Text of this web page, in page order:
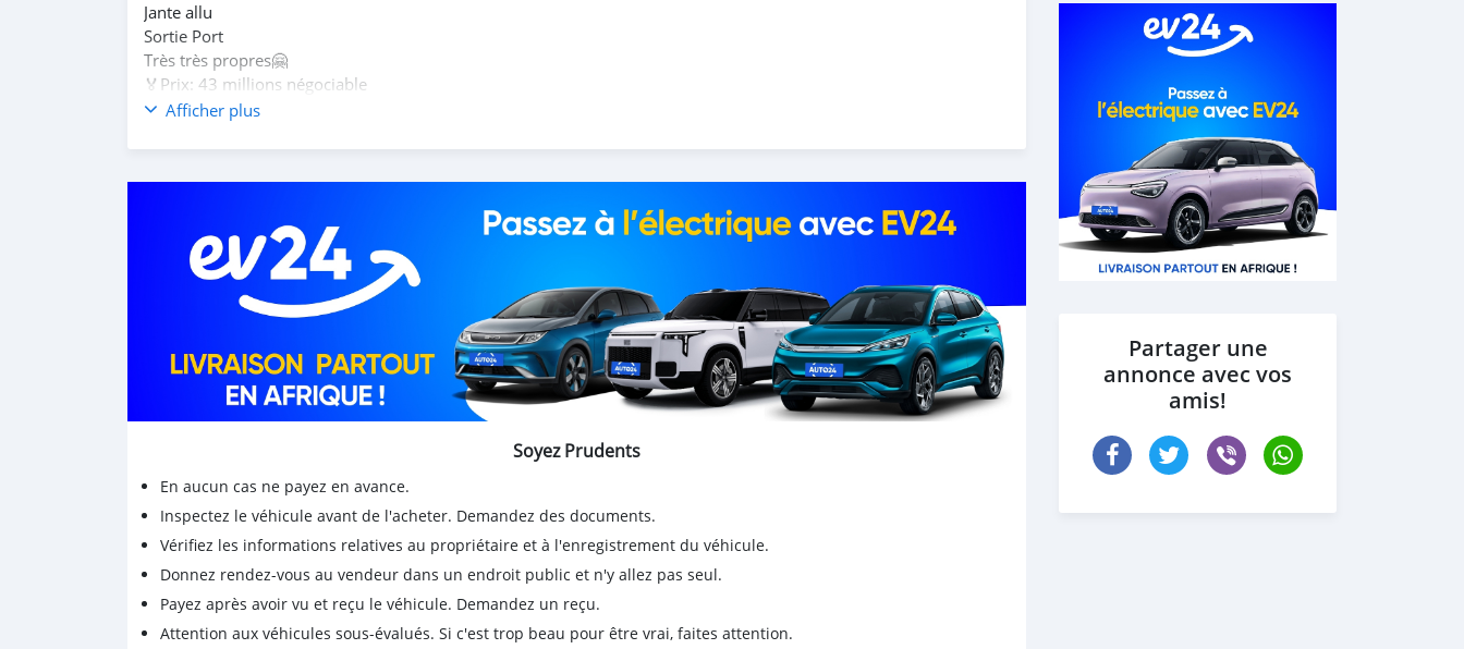
Jante allu
Sortie Port
Très très propres🤗
🏅Prix: 43 millions négociable
Afficher plus
Soyez Prudents
En aucun cas ne payez en avance.
Inspectez le véhicule avant de l'acheter. Demandez des documents.
Vérifiez les informations relatives au propriétaire et à l'enregistrement du véhicule.
Donnez rendez-vous au vendeur dans un endroit public et n'y allez pas seul.
Payez après avoir vu et reçu le véhicule. Demandez un reçu.
Attention aux véhicules sous-évalués. Si c'est trop beau pour être vrai, faites attention.
Partager une
annonce avec vos
amis!